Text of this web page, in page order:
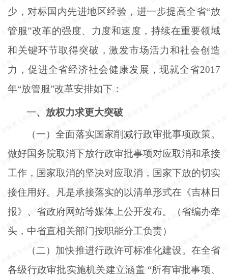
少，对标国内先进地区经验，进一步提高全省“放
管服”改革的强度、力度和速度，持续在重要领域
和关键环节取得突破，激发市场活力和社会创造
力，促进全省经济社会健康发展，现就全省2017
年“放管服”改革安排如下：
一、放权力求更大突破
（一）全面落实国家削减行政审批事项政策。
做好国务院取消下放行政审批事项对应取消和承接
工作，国家取消的坚决对应取消，国家下放的切实
接住用好。凡是承接落实的以清单形式在《吉林日
报》、省政府网站等媒体上公开发布。（省编办牵
头，中省直相关部门按职能分工负责）
（二）加快推进行政许可标准化建设。在全省
各级行政审批实施机关建立涵盖 “所有审批事项、